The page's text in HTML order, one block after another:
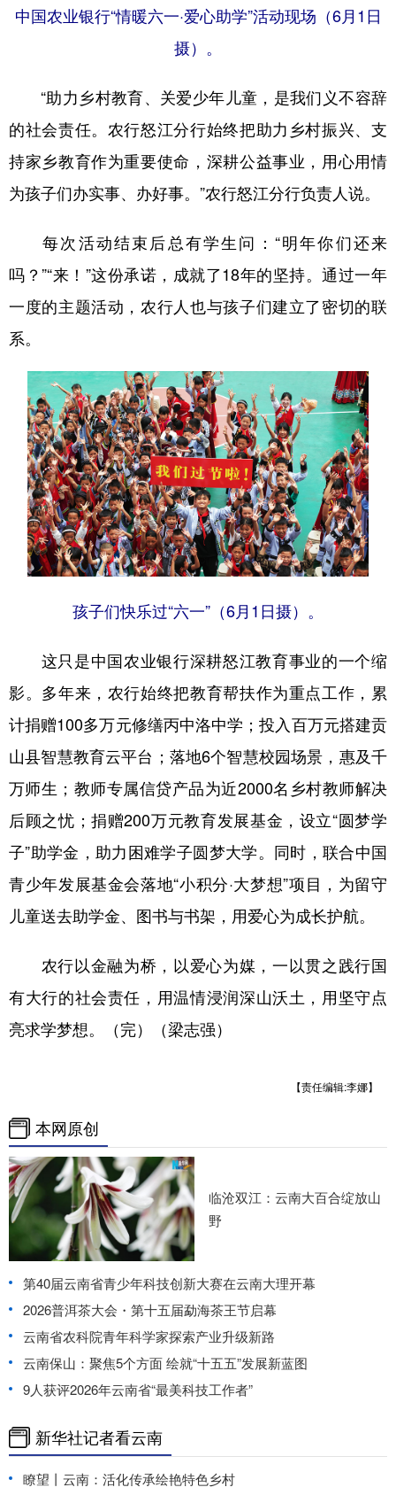
中国农业银行“情暖六一·爱心助学”活动现场（6月1日
摄）。
“助力乡村教育、关爱少年儿童，是我们义不容辞
的社会责任。农行怒江分行始终把助力乡村振兴、支
持家乡教育作为重要使命，深耕公益事业，用心用情
为孩子们办实事、办好事。”农行怒江分行负责人说。
每次活动结束后总有学生问：“明年你们还来
吗？”“来！”这份承诺，成就了18年的坚持。通过一年
一度的主题活动，农行人也与孩子们建立了密切的联
系。
孩子们快乐过“六一”（6月1日摄）。
这只是中国农业银行深耕怒江教育事业的一个缩
影。多年来，农行始终把教育帮扶作为重点工作，累
计捐赠100多万元修缮丙中洛中学；投入百万元搭建贡
山县智慧教育云平台；落地6个智慧校园场景，惠及千
万师生；教师专属信贷产品为近2000名乡村教师解决
后顾之忧；捐赠200万元教育发展基金，设立“圆梦学
子”助学金，助力困难学子圆梦大学。同时，联合中国
青少年发展基金会落地“小积分·大梦想”项目，为留守
儿童送去助学金、图书与书架，用爱心为成长护航。
农行以金融为桥，以爱心为媒，一以贯之践行国
有大行的社会责任，用温情浸润深山沃土，用坚守点
亮求学梦想。（完）（梁志强）
【责任编辑:李娜】
本网原创
临沧双江：云南大百合绽放山
野
第40届云南省青少年科技创新大赛在云南大理开幕
2026普洱茶大会・第十五届勐海茶王节启幕
云南省农科院青年科学家探索产业升级新路
云南保山：聚焦5个方面 绘就“十五五”发展新蓝图
9人获评2026年云南省“最美科技工作者”
新华社记者看云南
瞭望丨云南：活化传承绘艳特色乡村